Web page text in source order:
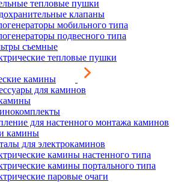
тепловые пушки
клапаны
мобильного типа
подвесного типа
съемные
тепловые пушки
камины
для каминов
для настенного монтажа каминов
камины
для электрокаминов
камины настенного типа
камины портального типа
паровые очаги